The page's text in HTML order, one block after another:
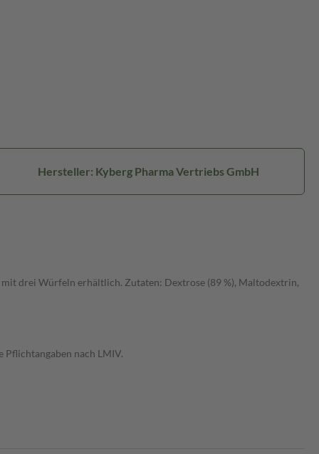
Hersteller: Kyberg Pharma Vertriebs GmbH
drei Würfeln erhältlich. Zutaten: Dextrose (89 %), Maltodextrin,
nach LMIV.